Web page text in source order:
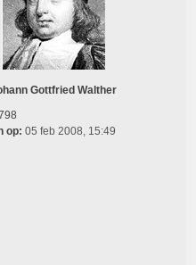
Gottfried Walther
op: 05 feb 2008, 15:49